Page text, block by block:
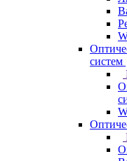
систем